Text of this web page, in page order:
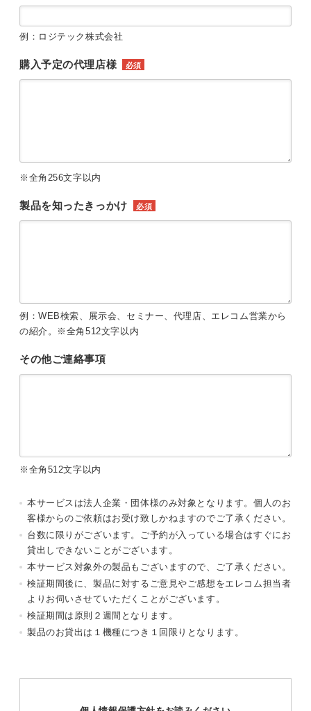
例：ロジテック株式会社
購入予定の代理店様 必須
※全角256文字以内
製品を知ったきっかけ 必須
例：WEB検索、展示会、セミナー、代理店、エレコム営業から
の紹介。※全角512文字以内
その他ご連絡事項
※全角512文字以内
本サービスは法人企業・団体様のみ対象となります。個人のお
客様からのご依頼はお受け致しかねますのでご了承ください。
台数に限りがございます。ご予約が入っている場合はすぐにお
貸出しできないことがございます。
本サービス対象外の製品もございますので、ご了承ください。
検証期間後に、製品に対するご意見やご感想をエレコム担当者
よりお伺いさせていただくことがございます。
検証期間は原則２週間となります。
製品のお貸出は１機種につき１回限りとなります。